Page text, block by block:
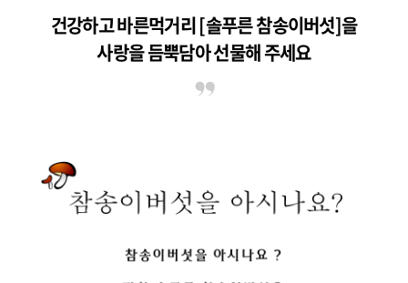
건강하고 바른먹거리 [솔푸른 참송이버섯]을
사랑을 듬뿍담아 선물해 주세요